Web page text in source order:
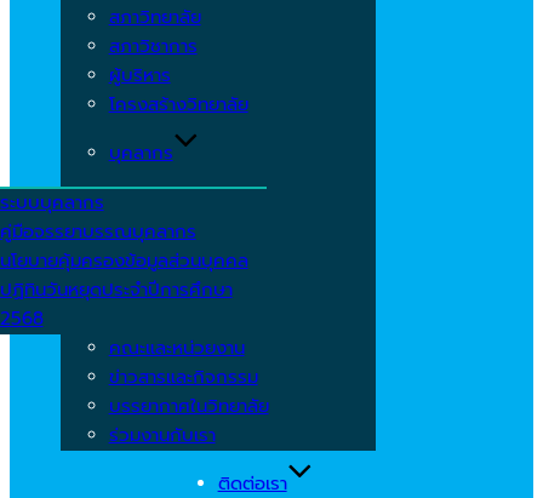
สภาวิทยาลัย
สภาวิชาการ
ผู้บริหาร
โครงสร้างวิทยาลัย
บุคลากร
ระบบบุคลากร
คู่มือจรรยาบรรณบุคลากร
นโยบายคุ้มครองข้อมูลส่วนบุคคล
ปฏิทินวันหยุดประจำปีการศึกษา
2568
คณะและหน่วยงาน
ข่าวสารและกิจกรรม
บรรยากาศในวิทยาลัย
ร่วมงานกับเรา
ติดต่อเรา